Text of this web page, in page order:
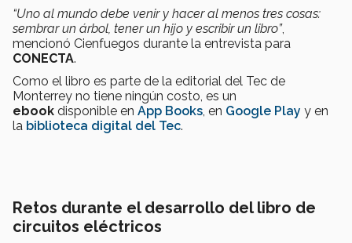
“Uno al mundo debe venir y hacer al menos tres cosas:
sembrar un árbol, tener un hijo y escribir un libro”,
mencionó Cienfuegos durante la entrevista para
CONECTA.
Como el libro es parte de la editorial del Tec de
Monterrey no tiene ningún costo, es un
ebook disponible en App Books, en Google Play y en
la biblioteca digital del Tec.
Retos durante el desarrollo del libro de
circuitos eléctricos